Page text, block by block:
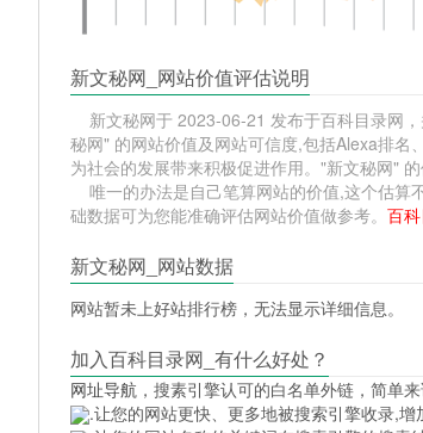
新文秘网_网站价值评估说明
新文秘网于 2023-06-21 发布于百科目录网
秘网" 的网站价值及网站可信度,包括Alexa排
为社会的发展带来积极促进作用。"新文秘网"
唯一的办法是自己笔算网站的价值,这个估算
础数据可为您能准确评估网站价值做参考。百
新文秘网_网站数据
网站暂未上好站排行榜，无法显示详细信息。
加入百科目录网_有什么好处？
网址导航 ，搜素引擎认可的白名单外链，简单
.让您的网站更快、更多地被搜索引擎收录,增